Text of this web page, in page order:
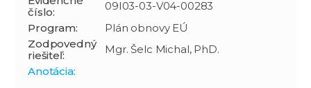
číslo:
09I03-03-V04-00283
Program:
Plán obnovy EÚ
Zodpovedný
riešiteľ:
Mgr. Šelc Michal, PhD.
Anotácia: